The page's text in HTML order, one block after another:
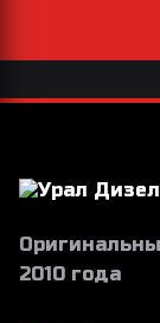
2010 года